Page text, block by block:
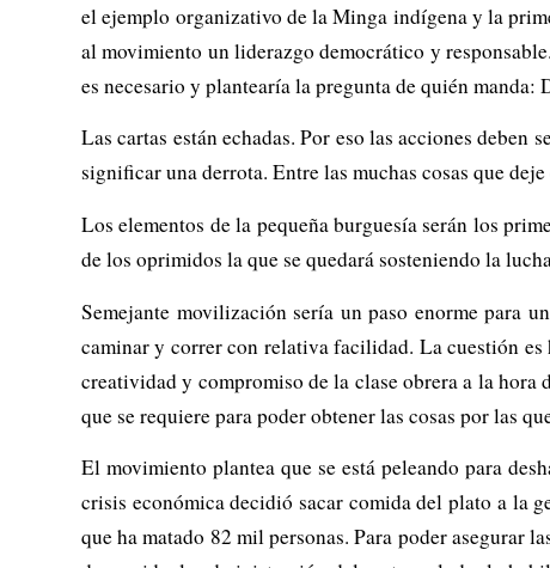
el ejemplo organizativo de la Minga indígena y la
al movimiento un liderazgo democrático y
es necesario y plantearía la pregunta de quién
Las cartas están echadas. Por eso las acciones
significar una derrota. Entre las muchas cosas que
Los elementos de la pequeña burguesía serán los
de los oprimidos la que se quedará sosteniendo la
Semejante movilización sería un paso enorme para
caminar y correr con relativa facilidad. La cuestión
creatividad y compromiso de la clase obrera a la
que se requiere para poder obtener las cosas por las
El movimiento plantea que se está peleando para
crisis económica decidió sacar comida del plato a la
que ha matado 82 mil personas. Para poder asegurar